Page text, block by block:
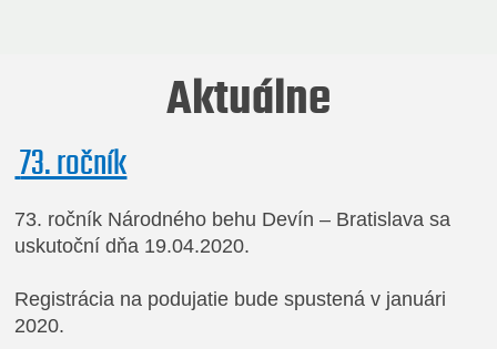
Aktuálne
73. ročník
73. ročník Národného behu Devín – Bratislava sa
uskutoční dňa 19.04.2020.
Registrácia na podujatie bude spustená v januári
2020.